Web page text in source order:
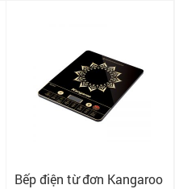
Bếp điện từ đơn Kangaroo